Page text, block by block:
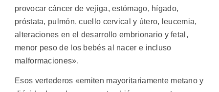
provocar cáncer de vejiga, estómago, hígado,
próstata, pulmón, cuello cervical y útero, leucemia,
alteraciones en el desarrollo embrionario y fetal,
menor peso de los bebés al nacer e incluso
malformaciones».
Esos vertederos «emiten mayoritariamente metano y